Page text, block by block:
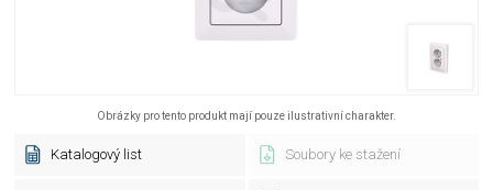
Obrázky pro tento produkt mají pouze ilustrativní charakter.
Katalogový list Soubory ke stažení